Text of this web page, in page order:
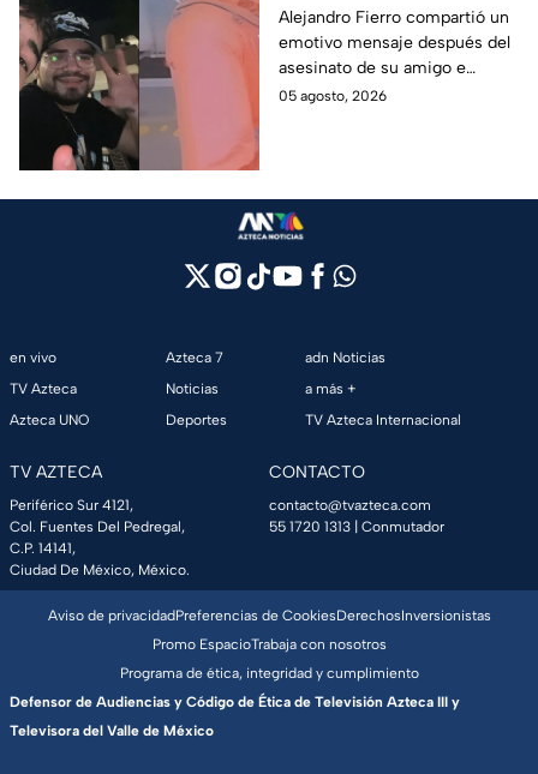
Así reaccionó
Alejandro Fierro al
asesinato del
influencer César
Alejandro Fierro compartió un
emotivo mensaje después del
asesinato de su amigo e
influencer César Gastélum;
05 agosto, 2026
en vivo
TV Azteca
Azteca UNO
Azteca 7
Noticias
Deportes
adn Noticias
a más +
TV Azteca Internacional
TV AZTECA
Periférico Sur 4121,
Col. Fuentes Del Pedregal,
C.P. 14141,
Ciudad De México, México.
CONTACTO
contacto@tvazteca.com
55 1720 1313 | Conmutador
Aviso de privacidadPreferencias de CookiesDerechosInversionistas
Promo EspacioTrabaja con nosotros
Programa de ética, integridad y cumplimiento
Defensor de Audiencias y Código de Ética de Televisión Azteca III y
Televisora del Valle de México